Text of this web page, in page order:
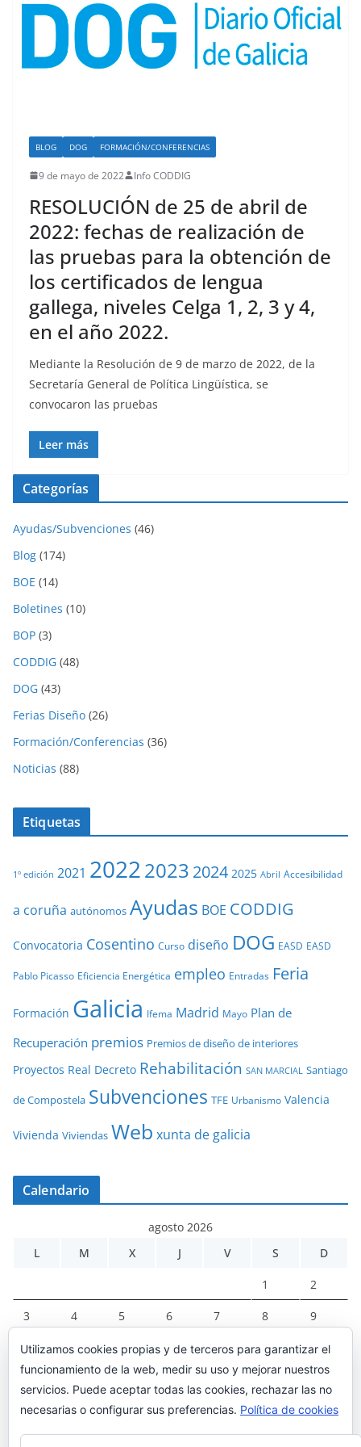
BLOG DOG FORMACIÓN/CONFERENCIAS
9 de mayo de 2022 Info CODDIG
RESOLUCIÓN de 25 de abril de
2022: fechas de realización de
las pruebas para la obtención de
los certificados de lengua
gallega, niveles Celga 1, 2, 3 y 4,
en el año 2022.
Mediante la Resolución de 9 de marzo de 2022, de la
Secretaría General de Política Lingüística, se
convocaron las pruebas
Leer más
Categorías
Ayudas/Subvenciones (46)
Blog (174)
BOE (14)
Boletines (10)
BOP (3)
CODDIG (48)
DOG (43)
Ferias Diseño (26)
Formación/Conferencias (36)
Noticias (88)
Etiquetas
1º edición 2021 20222023 2024 2025 Abril Accesibilidad
a coruña autónomos Ayudas BOE CODDIG
Convocatoria Cosentino Curso diseño DOG EASD EASD
Pablo Picasso Eficiencia Energética empleo Entradas Feria
Formación Galicia Ifema Madrid Mayo Plan de
Recuperación premios Premios de diseño de interiores
Proyectos Real Decreto Rehabilitación SAN MARCIAL Santiago
de Compostela Subvenciones TFE Urbanismo Valencia
Vivienda Viviendas Web xunta de galicia
Calendario
agosto 2026
L
M X J V S D
1 2
3 4 5 6 7 8 9
10 11 12 13 14 15 16
17 18 19 20 21 22 23
24 25 26 27 28 29 30
Utilizamos cookies propias y de terceros para garantizar el
funcionamiento de la web, medir su uso y mejorar nuestros
servicios. Puede aceptar todas las cookies, rechazar las no
necesarias o configurar sus preferencias. Política de cookies